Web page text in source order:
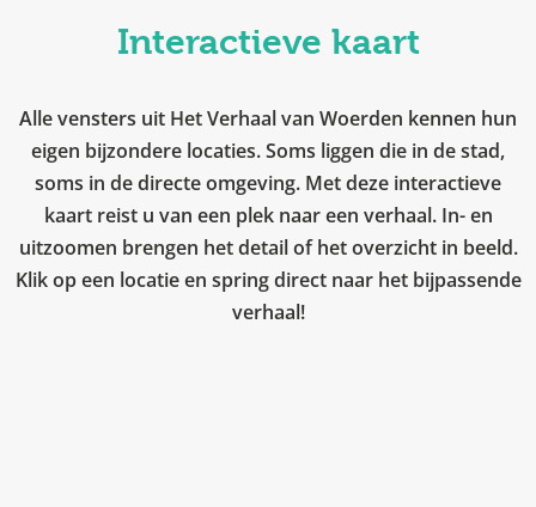
Interactieve kaart
Alle vensters uit Het Verhaal van Woerden kennen hun
eigen bijzondere locaties. Soms liggen die in de stad,
soms in de directe omgeving. Met deze interactieve
kaart reist u van een plek naar een verhaal. In- en
uitzoomen brengen het detail of het overzicht in beeld.
Klik op een locatie en spring direct naar het bijpassende
verhaal!